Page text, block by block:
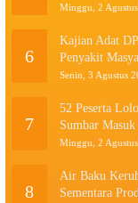
Minggu, 2
6
Kajian Adat
Penyakit
Senin, 3 Agustus
7
52 Peserta
Sumbar
Minggu, 2
8
Air Baku
Sementara